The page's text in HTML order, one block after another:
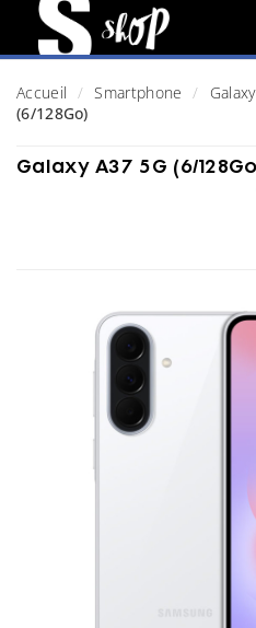
Accueil Smartphone
(6/128Go)
Galaxy A37 5G (6/